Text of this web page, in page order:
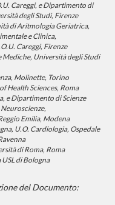
Careggi, e Dipartimento di
degli Studi, Firenze
di Aritmologia Geriatrica,
e Clinica,
Careggi, Firenze
Università degli Studi
Molinette, Torino
Health Sciences, Roma
e Dipartimento di Scienze
Emilia, Modena
U.O. Cardiologia, Ospedale
di Roma, Roma
di Bologna
del Documento: